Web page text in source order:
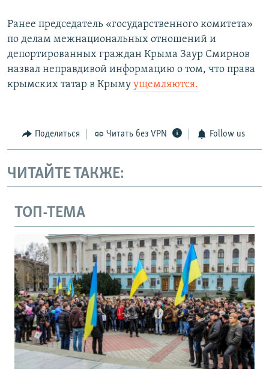
Ранее председатель «государственного комитета»
по делам межнациональных отношений и
депортированных граждан Крыма Заур Смирнов
назвал неправдивой информацию о том, что права
крымских татар в Крыму ущемляются.
Поделиться Читать без VPN Follow us
ЧИТАЙТЕ ТАКЖЕ:
ТОП-ТЕМА